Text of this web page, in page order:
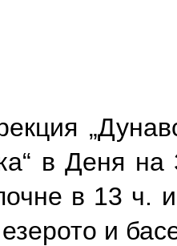
в Деня
в 13 ч.
и